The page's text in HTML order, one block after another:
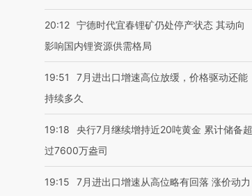
20:12 宁德时代宜春锂矿仍处停产状态 其动向
影响国内锂资源供需格局
19:51
7月进出口增速高位放缓，价格驱动还能
持续多久
19:18
央行7月继续增持近20吨黄金 累计储备超
过7600万盎司
19:15
7月进出口增速从高位略有回落 涨价动力